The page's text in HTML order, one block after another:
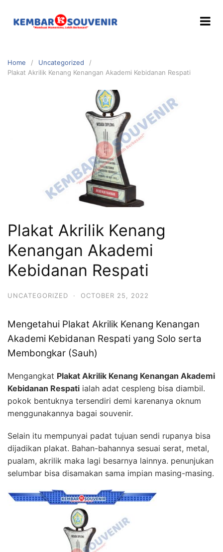
Home
Uncategorized
Plakat Akrilik Kenang Kenangan Akademi Kebidanan Respati
Plakat Akrilik Kenang
Kenangan Akademi
Kebidanan Respati
UNCATEGORIZED · OCTOBER 25, 2022
Mengetahui Plakat Akrilik Kenang Kenangan
Akademi Kebidanan Respati yang Solo serta
Membongkar (Sauh)
Mengangkat Plakat Akrilik Kenang Kenangan Akademi
Kebidanan Respati ialah adat cespleng bisa diambil.
pokok bentuknya tersendiri demi karenanya oknum
menggunakannya bagai souvenir.
Selain itu mempunyai padat tujuan sendi rupanya bisa
dijadikan plakat. Bahan-bahannya sesuai serat, metal,
pualam, akrilik maka lagi besarnya lainnya. penunjukan
selumbar bisa disamakan sama impian masing-masing.